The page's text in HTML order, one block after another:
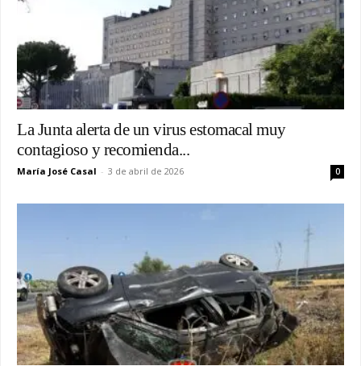
La Junta alerta de un virus estomacal muy
contagioso y recomienda...
María José Casal - 3 de abril de 2026 0